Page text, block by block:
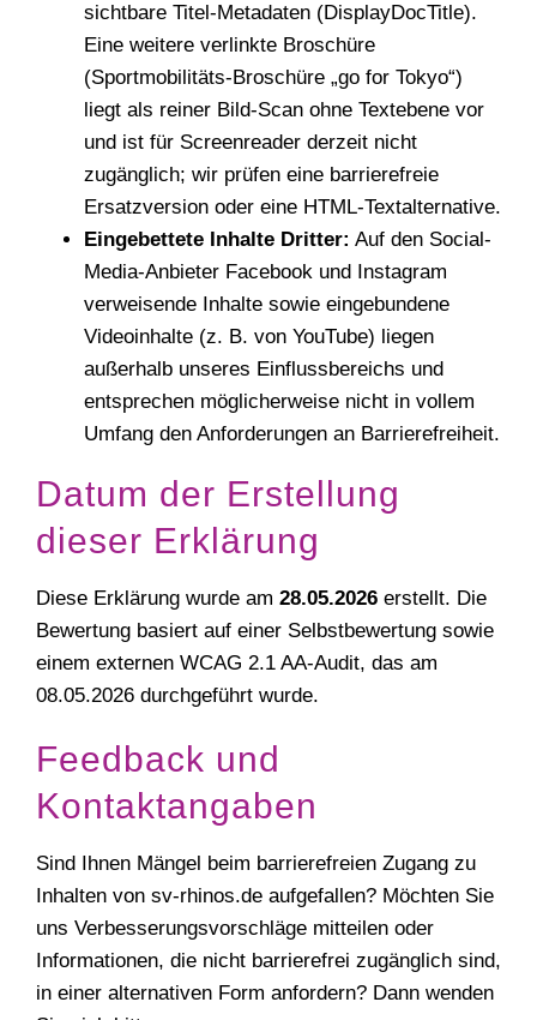
sichtbare Titel-Metadaten (DisplayDocTitle).
Eine weitere verlinkte Broschüre
(Sportmobilitäts-Broschüre „go for Tokyo“)
liegt als reiner Bild-Scan ohne Textebene vor
und ist für Screenreader derzeit nicht
zugänglich; wir prüfen eine barrierefreie
Ersatzversion oder eine HTML-Textalternative.
Eingebettete Inhalte Dritter: Auf den Social-
Media-Anbieter Facebook und Instagram
verweisende Inhalte sowie eingebundene
Videoinhalte (z. B. von YouTube) liegen
außerhalb unseres Einflussbereichs und
entsprechen möglicherweise nicht in vollem
Umfang den Anforderungen an Barrierefreiheit.
Datum der Erstellung
dieser Erklärung
Diese Erklärung wurde am 28.05.2026erstellt. Die
Bewertung basiert auf einer Selbstbewertung sowie
einem externen WCAG 2.1 AA-Audit, das am
08.05.2026 durchgeführt wurde.
Feedback und
Kontaktangaben
Sind Ihnen Mängel beim barrierefreien Zugang zu
Inhalten von sv-rhinos.de aufgefallen? Möchten Sie
uns Verbesserungsvorschläge mitteilen oder
Informationen, die nicht barrierefrei zugänglich sind,
in einer alternativen Form anfordern? Dann wenden